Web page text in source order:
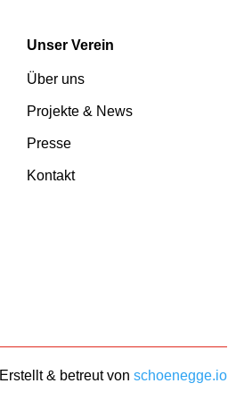
Unser Verein
Über uns
Projekte & News
Presse
Kontakt
Erstellt & betreut von schoenegge.io